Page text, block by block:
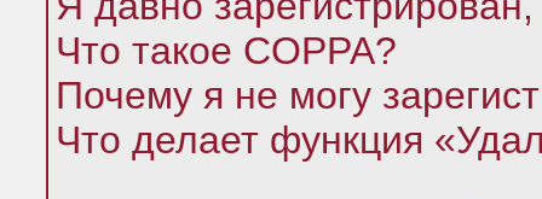
Что такое COPPA?
Почему я не могу
Что делает функция